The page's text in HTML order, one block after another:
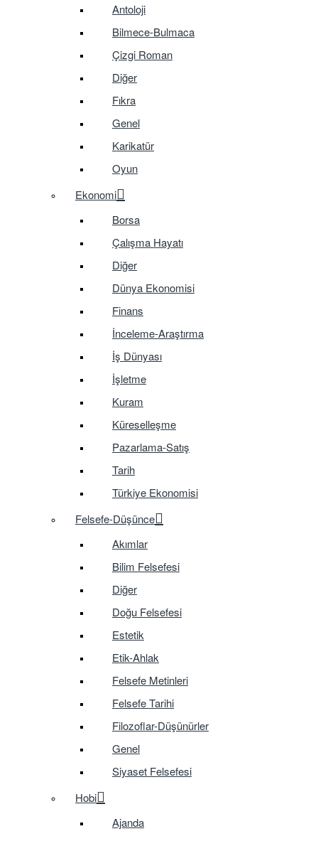
Antoloji
Bilmece-Bulmaca
Çizgi Roman
Diğer
Fıkra
Genel
Karikatür
Oyun
Ekonomi
Borsa
Çalışma Hayatı
Diğer
Dünya Ekonomisi
Finans
İnceleme-Araştırma
İş Dünyası
İşletme
Kuram
Küreselleşme
Pazarlama-Satış
Tarih
Türkiye Ekonomisi
Felsefe-Düşünce
Akımlar
Bilim Felsefesi
Diğer
Doğu Felsefesi
Estetik
Etik-Ahlak
Felsefe Metinleri
Felsefe Tarihi
Filozoflar-Düşünürler
Genel
Siyaset Felsefesi
Hobi
Ajanda